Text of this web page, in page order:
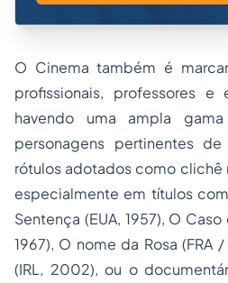
O Cinema também é
profissionais, professores e
havendo uma ampla
personagens pertinentes
rótulos adotados como clichê
especialmente em títulos
Sentença (EUA, 1957), O Caso
1967), O nome da Rosa (FRA /
(IRL, 2002), ou o